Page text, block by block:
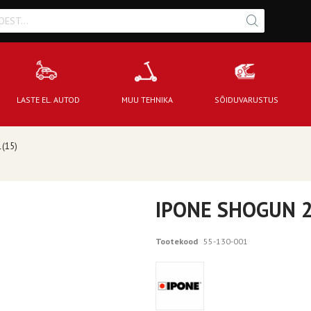
LASTE EL. AUTOD MUU TEHNIKA SÕIDUVARUSTUS
IPONE SHOGUN
Tootekood 55-130-001